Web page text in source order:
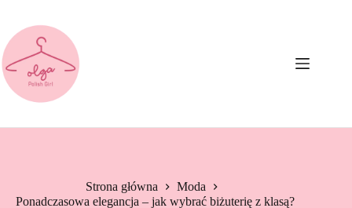
treści
Strona główna
Moda
Ponadczasowa elegancja – jak wybrać biżuterię z klasą?